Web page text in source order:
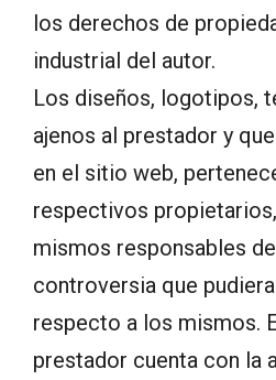
los derechos de
industrial del autor.
Los diseños, logotipos,
ajenos al prestador y
en el sitio web,
respectivos
mismos responsables
controversia que
respecto a los mismos.
prestador cuenta con la